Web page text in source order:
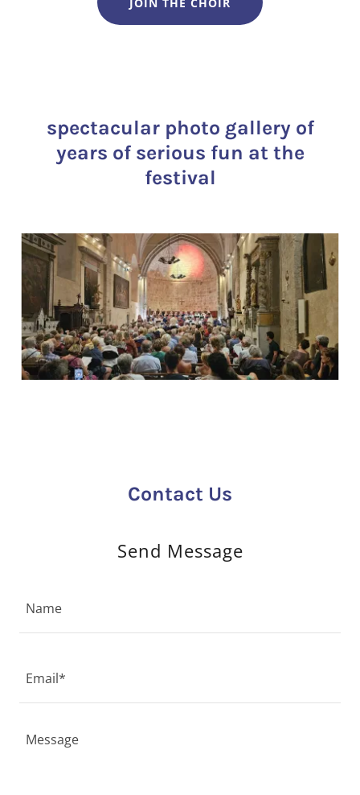
spectacular photo gallery of
years of serious fun at the
festival
Contact Us
Send Message
Name
Email*